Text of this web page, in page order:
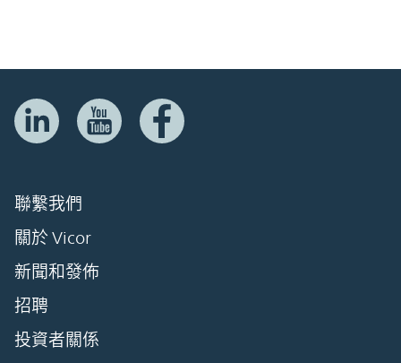
聯繫我們
關於 Vicor
新聞和發佈
招聘
投資者關係